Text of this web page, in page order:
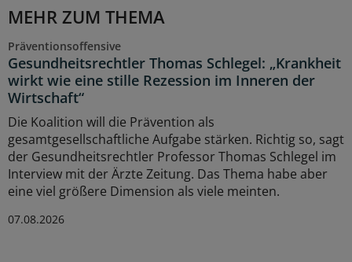
MEHR ZUM THEMA
Präventionsoffensive
Gesundheitsrechtler Thomas Schlegel: „Krankheit
wirkt wie eine stille Rezession im Inneren der
Wirtschaft“
Die Koalition will die Prävention als
gesamtgesellschaftliche Aufgabe stärken. Richtig so, sagt
der Gesundheitsrechtler Professor Thomas Schlegel im
Interview mit der Ärzte Zeitung. Das Thema habe aber
eine viel größere Dimension als viele meinten.
07.08.2026